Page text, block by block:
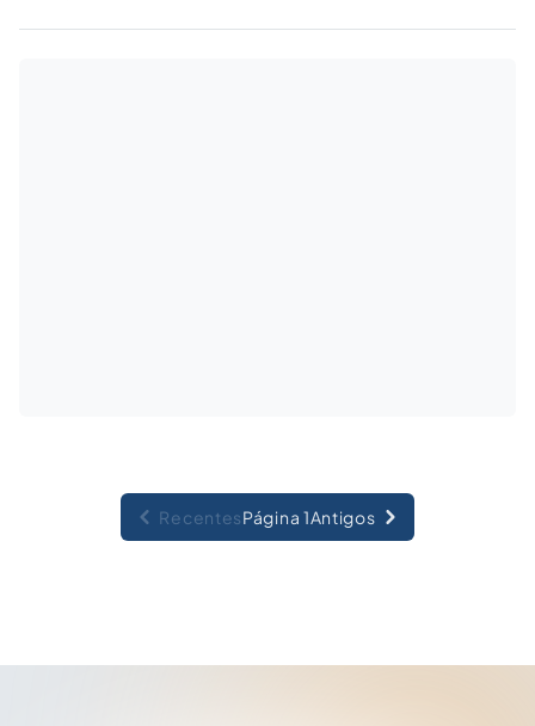
que seriam violentados com sua inserção no
RecentesPágina 1Antigos